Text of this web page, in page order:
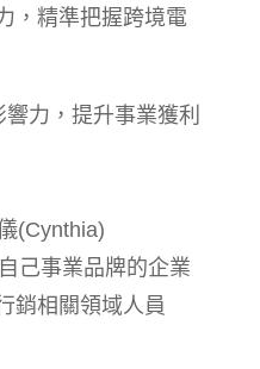
，精準把握跨境電
力，提升事業獲利
(Cynthia)
己事業品牌的企業
銷相關領域人員